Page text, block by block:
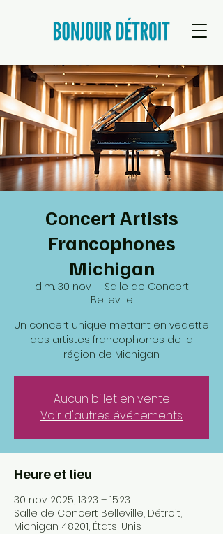
Concert Artists
Francophones
Michigan
dim. 30 nov.
  |
Salle de Concert
Belleville
Un concert unique mettant en vedette
des artistes francophones de la
région de Michigan.
Aucun billet en vente
Voir d'autres événements
Heure et lieu
30 nov. 2025, 13:23 – 15:23
Salle de Concert Belleville, Détroit,
Michigan 48201, États-Unis